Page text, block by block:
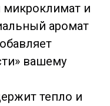
микроклимат и
аромат
вашему
тепло и